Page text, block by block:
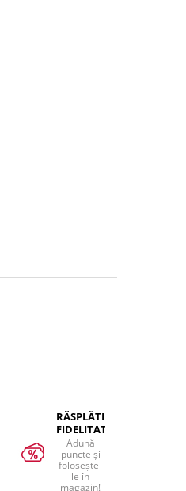
RĂSPLĂTIM
FIDELITATEA
Adună
puncte și
folosește-
le în
magazin!